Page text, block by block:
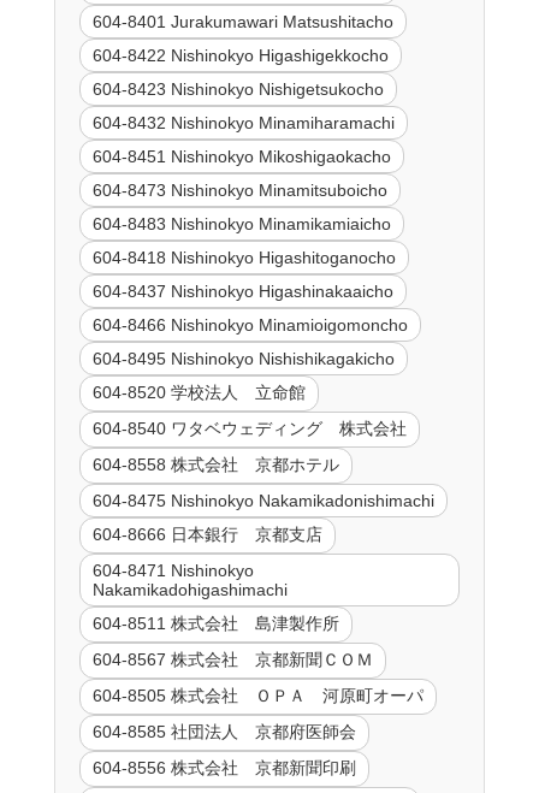
604-8401 Jurakumawari Matsushitacho
604-8422 Nishinokyo Higashigekkocho
604-8423 Nishinokyo Nishigetsukocho
604-8432 Nishinokyo Minamiharamachi
604-8451 Nishinokyo Mikoshigaokacho
604-8473 Nishinokyo Minamitsuboicho
604-8483 Nishinokyo Minamikamiaicho
604-8418 Nishinokyo Higashitoganocho
604-8437 Nishinokyo Higashinakaaicho
604-8466 Nishinokyo Minamioigomoncho
604-8495 Nishinokyo Nishishikagakicho
604-8520 学校法人 立命館
604-8540 ワタベウェディング 株式会社
604-8558 株式会社 京都ホテル
604-8475 Nishinokyo Nakamikadonishimachi
604-8666 日本銀行 京都支店
604-8471 Nishinokyo
Nakamikadohigashimachi
604-8511 株式会社 島津製作所
604-8567 株式会社 京都新聞ＣＯＭ
604-8505 株式会社 ＯＰＡ 河原町オーパ
604-8585 社団法人 京都府医師会
604-8556 株式会社 京都新聞印刷